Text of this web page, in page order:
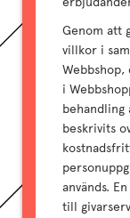
Genom att
villkor i
i
behandling
beskrivits
används.
till